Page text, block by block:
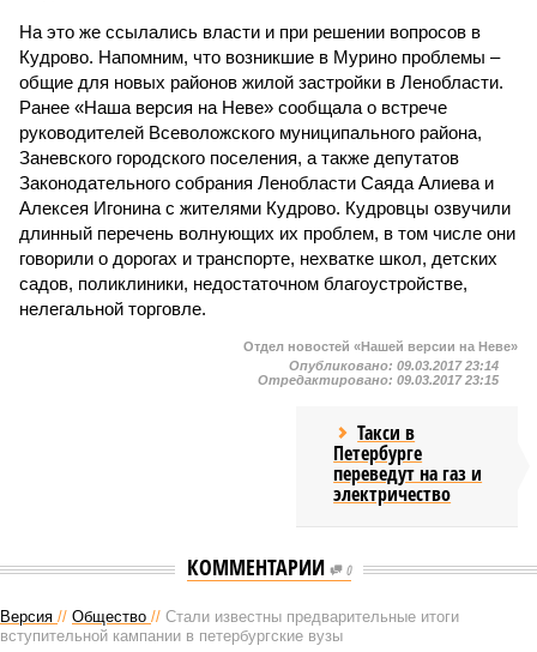
На это же ссылались власти и при решении вопросов в
Кудрово. Напомним, что возникшие в Мурино проблемы –
общие для новых районов жилой застройки в Ленобласти.
Ранее «Наша версия на Неве» сообщала о встрече
руководителей Всеволожского муниципального района,
Заневского городского поселения, а также депутатов
Законодательного собрания Ленобласти Саяда Алиева и
Алексея Игонина с жителями Кудрово. Кудровцы озвучили
длинный перечень волнующих их проблем, в том числе они
говорили о дорогах и транспорте, нехватке школ, детских
садов, поликлиники, недостаточном благоустройстве,
нелегальной торговле.
Отдел новостей «Нашей версии на Неве»
Опубликовано: 09.03.2017 23:14
Отредактировано: 09.03.2017 23:15
Такси в
Петербурге
переведут на газ и
электричество
КОММЕНТАРИИ 0
Версия // Общество // Стали известны предварительные итоги
вступительной кампании в петербургские вузы